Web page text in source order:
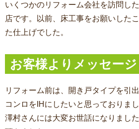
いくつかのリフォーム会社を訪問し
店です。以前、床工事をお願いした
た仕上げでした。
お客様よりメッセージ
リフォーム前は、開き戸タイプを引
コンロをIHにしたいと思っておりまし
澤村さんには大変お世話になりまし